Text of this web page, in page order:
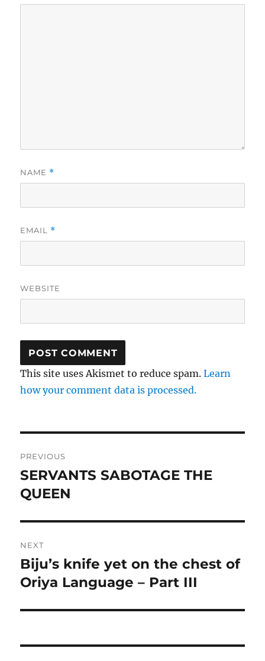
NAME *
EMAIL *
WEBSITE
This site uses Akismet to reduce spam.Learn
how your comment data is processed.
navigation
PREVIOUS
Previous
post:
SERVANTS SABOTAGE THE
QUEEN
NEXT
Next
post:
Biju’s knife yet on the chest of
Oriya Language – Part III